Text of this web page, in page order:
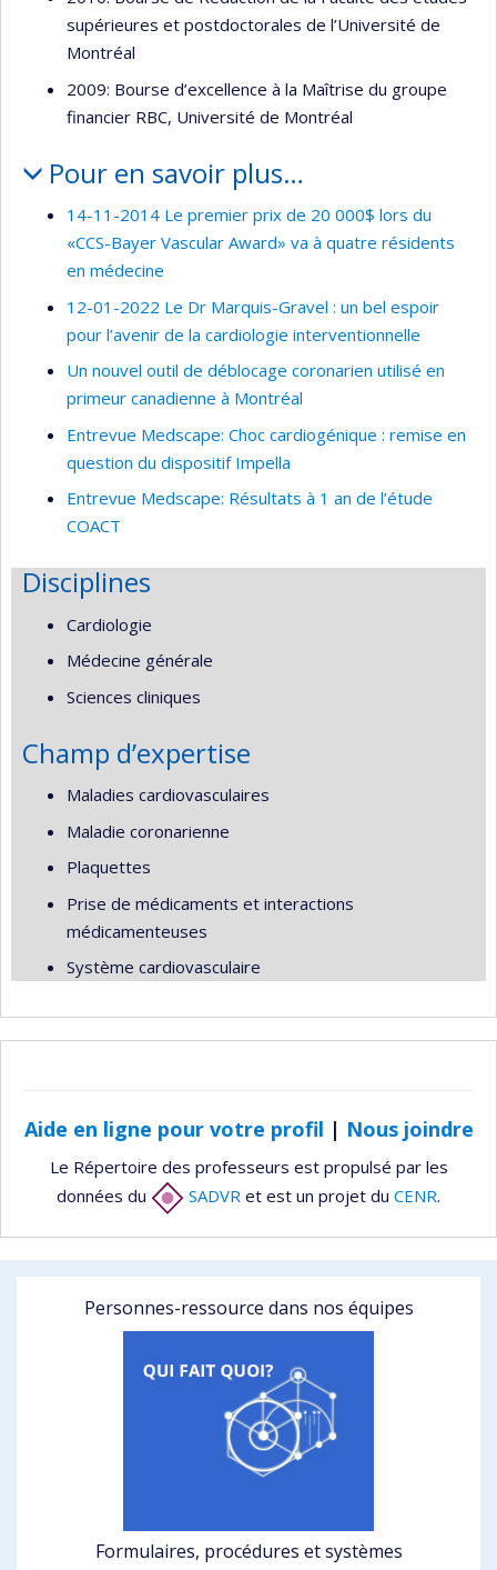
supérieures et postdoctorales de l’Université de
Montréal
2009: Bourse d’excellence à la Maîtrise du groupe
financier RBC, Université de Montréal
Pour en savoir plus…
14-11-2014 Le premier prix de 20 000$ lors du
«CCS-Bayer Vascular Award» va à quatre résidents
en médecine
12-01-2022 Le Dr Marquis-Gravel : un bel espoir
pour l’avenir de la cardiologie interventionnelle
Un nouvel outil de déblocage coronarien utilisé en
primeur canadienne à Montréal
Entrevue Medscape: Choc cardiogénique : remise en
question du dispositif Impella
Entrevue Medscape: Résultats à 1 an de l’étude
COACT
Disciplines
Cardiologie
Médecine générale
Sciences cliniques
Champ d’expertise
Maladies cardiovasculaires
Maladie coronarienne
Plaquettes
Prise de médicaments et interactions
médicamenteuses
Système cardiovasculaire
Aide en ligne pour votre profil | Nous joindre
Le Répertoire des professeurs est propulsé par les
données du
SADVR et est un projet du CENR.
Personnes-ressource dans nos équipes
Formulaires, procédures et systèmes